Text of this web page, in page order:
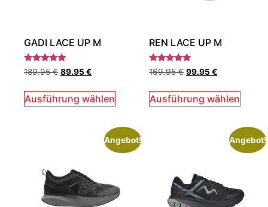
GADI LACE UP M
Bewertet
mit
von 5
189.95€ 89.95€
Ausführung wählen
REN LACE UP M
Bewertet
mit
von 5
169.95€ 99.95€
Ausführung wählen
Angebot! Angebot!